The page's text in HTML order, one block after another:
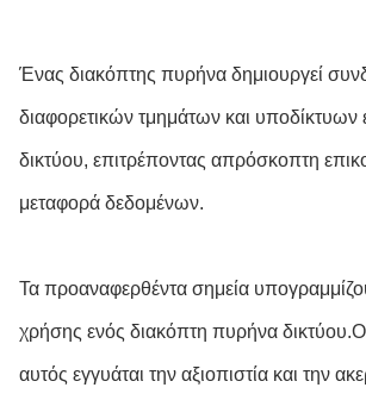
Ένας διακόπτης πυρήνα δημιουργεί
διαφορετικών τμημάτων και υποδίκτυων
δικτύου, επιτρέποντας απρόσκοπτη
μεταφορά δεδομένων.
Τα προαναφερθέντα σημεία
χρήσης ενός διακόπτη πυρήνα
αυτός εγγυάται την αξιοπιστία και την